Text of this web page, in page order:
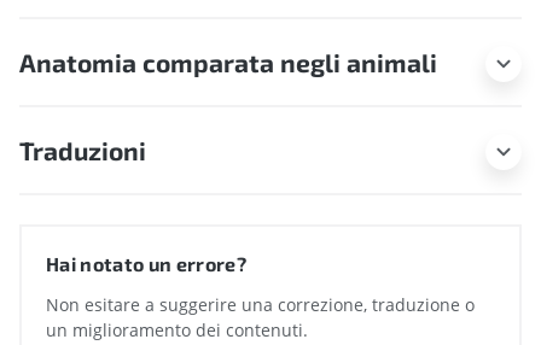
Anatomia comparata negli animali
Traduzioni
Hai notato un errore?
Non esitare a suggerire una correzione, traduzione o
un miglioramento dei contenuti.